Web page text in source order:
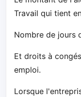
Travail qui tient
Nombre de jours
Et droits à
emploi.
Lorsque